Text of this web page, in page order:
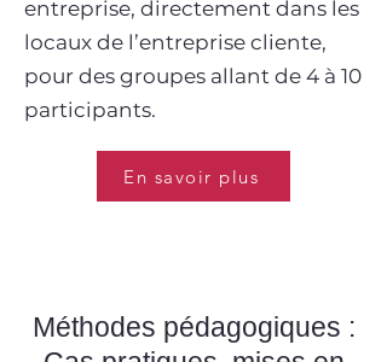
entreprise, directement dans les
locaux de l’entreprise cliente,
pour des groupes allant de 4 à 10
participants.
En savoir plus
Méthodes pédagogiques :